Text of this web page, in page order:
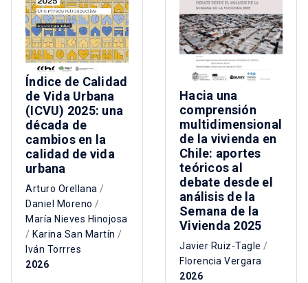
Índice de Calidad
de Vida Urbana
(ICVU) 2025: una
década de
cambios en la
calidad de vida
urbana
Arturo Orellana /
Daniel Moreno /
María Nieves Hinojosa
/ Karina San Martín /
Iván Torrres
2026
Hacia una
comprensión
multidimensional
de la vivienda en
Chile: aportes
teóricos al
debate desde el
análisis de la
Semana de la
Vivienda 2025
Javier Ruiz-Tagle /
Florencia Vergara
2026